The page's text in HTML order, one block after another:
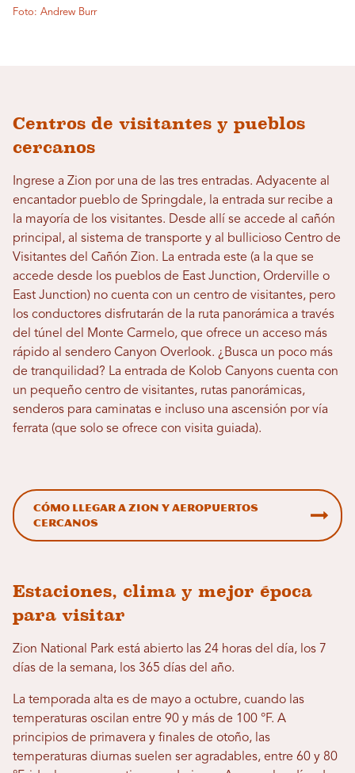
Foto: Andrew Burr
Centros de visitantes y pueblos
cercanos
Ingrese a Zion por una de las tres entradas. Adyacente al
encantador pueblo de Springdale, la entrada sur recibe a
la mayoría de los visitantes. Desde allí se accede al cañón
principal, al sistema de transporte y al bullicioso Centro de
Visitantes del Cañón Zion. La entrada este (a la que se
accede desde los pueblos de East Junction, Orderville o
East Junction) no cuenta con un centro de visitantes, pero
los conductores disfrutarán de la ruta panorámica a través
del túnel del Monte Carmelo, que ofrece un acceso más
rápido al sendero Canyon Overlook. ¿Busca un poco más
de tranquilidad? La entrada de Kolob Canyons cuenta con
un pequeño centro de visitantes, rutas panorámicas,
senderos para caminatas e incluso una ascensión por vía
ferrata (que solo se ofrece con visita guiada).
Cómo llegar a Zion y aeropuertos
cercanos
Estaciones, clima y mejor época
para visitar
Zion National Park está abierto las 24 horas del día, los 7
días de la semana, los 365 días del año.
La temporada alta es de mayo a octubre, cuando las
temperaturas oscilan entre 90 y más de 100 °F. A
principios de primavera y finales de otoño, las
temperaturas diurnas suelen ser agradables, entre 60 y 80